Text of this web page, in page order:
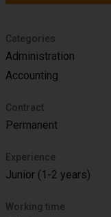
Categories
Administration
Accounting
Contract
Permanent
Experience
Junior (1-2 years)
Working time